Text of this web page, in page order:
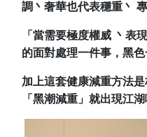
調丶奢華也代表穩重丶
「當需要極度權威 丶表
的面對處理一件事，黑
加上這套健康減重方法
「黑潮減重」就出現江湖